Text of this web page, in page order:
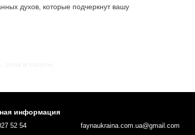
духов, которые подчеркнут вашу
и пачули.
информация
52 54
faynaukraina.com.ua@gmail.com